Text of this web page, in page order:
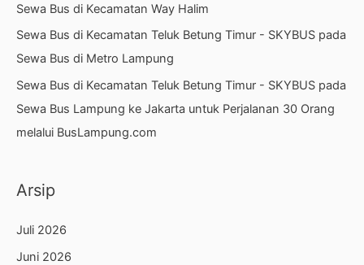
Sewa Bus di Kecamatan Way Halim
Sewa Bus di Kecamatan Teluk Betung Timur - SKYBUS pada
Sewa Bus di Metro Lampung
Sewa Bus di Kecamatan Teluk Betung Timur - SKYBUS pada
Sewa Bus Lampung ke Jakarta untuk Perjalanan 30 Orang
melalui BusLampung.com
Arsip
Juli 2026
Juni 2026